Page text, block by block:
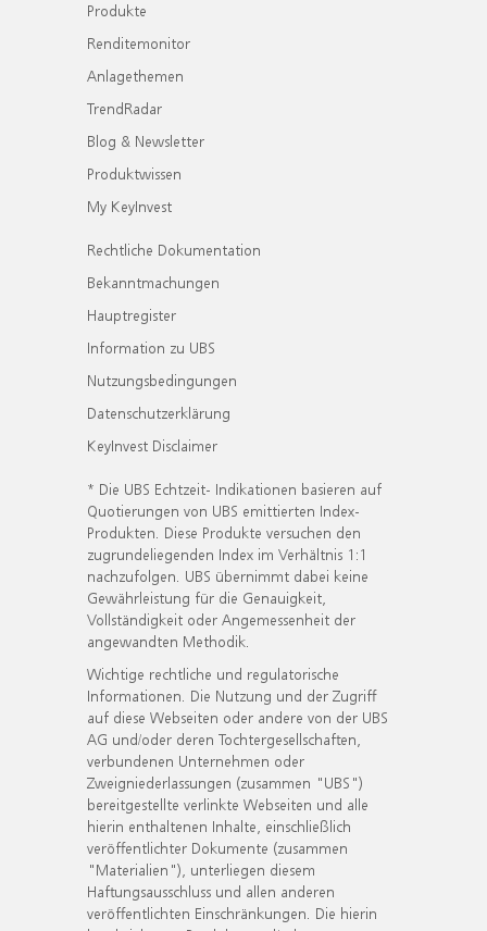
Produkte
Renditemonitor
Anlagethemen
TrendRadar
Blog & Newsletter
Produktwissen
My KeyInvest
Rechtliche Dokumentation
Bekanntmachungen
Hauptregister
Information zu UBS
Nutzungsbedingungen
Datenschutzerklärung
KeyInvest Disclaimer
* Die UBS Echtzeit- Indikationen basieren auf
Quotierungen von UBS emittierten Index-
Produkten. Diese Produkte versuchen den
zugrundeliegenden Index im Verhältnis 1:1
nachzufolgen. UBS übernimmt dabei keine
Gewährleistung für die Genauigkeit,
Vollständigkeit oder Angemessenheit der
angewandten Methodik.
Wichtige rechtliche und regulatorische
Informationen. Die Nutzung und der Zugriff
auf diese Webseiten oder andere von der UBS
AG und/oder deren Tochtergesellschaften,
verbundenen Unternehmen oder
Zweigniederlassungen (zusammen "UBS")
bereitgestellte verlinkte Webseiten und alle
hierin enthaltenen Inhalte, einschließlich
veröffentlichter Dokumente (zusammen
"Materialien"), unterliegen diesem
Haftungsausschluss und allen anderen
veröffentlichten Einschränkungen. Die hierin